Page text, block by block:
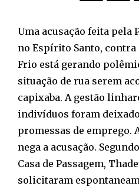
Uma acusação feita pela
no Espírito Santo,
Frio está gerando
situação de rua serem
capixaba. A gestão
indivíduos foram
promessas de emprego.
nega a acusação.
Casa de Passagem,
solicitaram